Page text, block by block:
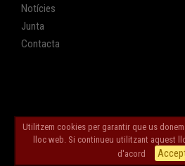
Notícies
Junta
Contacta
© 2026 Pàgina Oficial CFS Eixample
Utilitzem cookies per garantir que us
lloc web. Si continueu utilitzant aquest
d'acord